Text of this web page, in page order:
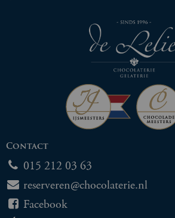
Contact
015 212 03 63
reserveren@chocolaterie.nl
Facebook